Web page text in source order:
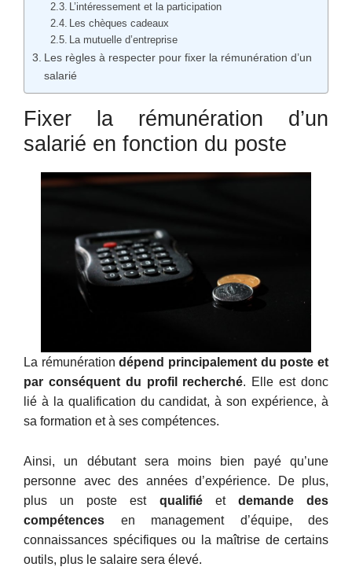
L’intéressement et la participation
Les chèques cadeaux
La mutuelle d’entreprise
Les règles à respecter pour fixer la rémunération d’un
salarié
Fixer la rémunération d’un
salarié en fonction du poste
La rémunérationdépend principalement du poste et
par conséquent du profil recherché. Elle est donc
lié à la qualification du candidat, à son expérience, à
sa formation et à ses compétences.
Ainsi, un débutant sera moins bien payé qu’une
personne avec des années d’expérience. De plus,
plus un poste est qualifiéet demande des
compétences en management d’équipe, des
connaissances spécifiques ou la maîtrise de certains
outils, plus le salaire sera élevé.